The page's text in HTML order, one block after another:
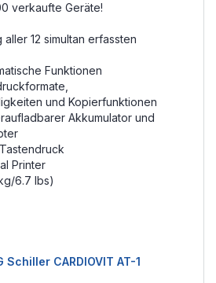
verkaufte Geräte!
12 simultan erfassten
Funktionen
und Kopierfunktionen
Akkumulator und
Printer
6.7 lbs)
Schiller CARDIOVIT AT-1